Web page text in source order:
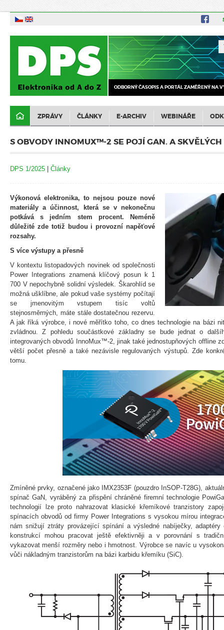
ODBORNÝ ČASOPIS A PORTÁL ZAMĚŘENÝ NA
ZPRÁVY ČLÁNKY E-ARCHIV WEBINÁŘE
S OBVODY INNOMUX™-2 SE POJÍ GAN. A SKVĚLÝCH
DPS 1/2025 | Články
Výkonová elektronika, to nejsou pouze nové
materiály a účinnost, která se v nekonečnu
potkává s jedním stem procent. Neméně
důležité zde totiž budou i provozní napěťové
rozsahy.
S více výstupy a přesně
V kontextu listopadových novinek od společnosti
Power Integrations znamená klíčový posun k 1
700 V nepochybně solidní výsledek. Škarohlíd se
možná ušklíbne, ale pokud vaše systémy počítají
se jmenovitým vstupem tisíc voltů
stejnosměrných, máte stále dostatečnou rezervu.
A jak říká výrobce, i nové měřítko toho, co dnes technologie na bázi
zvládnou. Z pohledu součástkové základny se bude jednat o
integrovaných obvodů InnoMux™-2, jinak také jednostupňových offline
větší počet přesně a také nezávisle regulovaných výstupů. Zde
tomu.
Zmíněné prvky, označené jako IMX2353F (pouzdro InSOP-T28G),
spínač GaN, vyráběný za přispění chráněné firemní technologie
technologií lze proto nahrazovat klasické křemíkové tranzistory
spínacích obvodů od firmy Power Integrations s vysokou mírou
nám snižují ztráty provázející spínání a výsledné nabíječky, adaptéry
konstrukcí mohou pracovat ještě efektivněji a v porovnání s
vykazovat menší rozměry nebo i hmotnost. Výrobce se navíc u
vůči nákladným tranzistorům na bázi karbidu křemíku (SiC).